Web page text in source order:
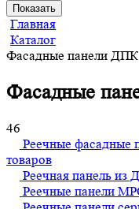
Показать
Главная
Каталог
Фасадные панели ДПК
Фасадные
46
Реечные фасадные
товаров
Реечная панель из
Реечные панели